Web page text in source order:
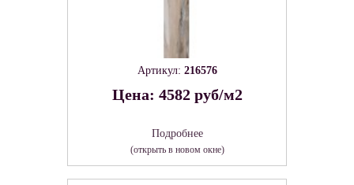
Артикул: 216576
Цена: 4582 руб/м2
Подробнее
(открыть в новом окне)